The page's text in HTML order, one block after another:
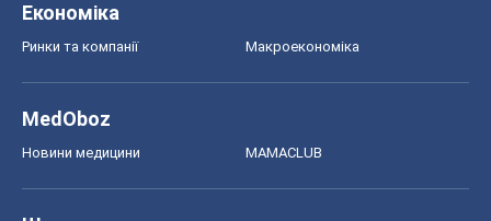
Економіка
Ринки та компанії Макроекономіка
MedOboz
Новини медицини MAMACLUB